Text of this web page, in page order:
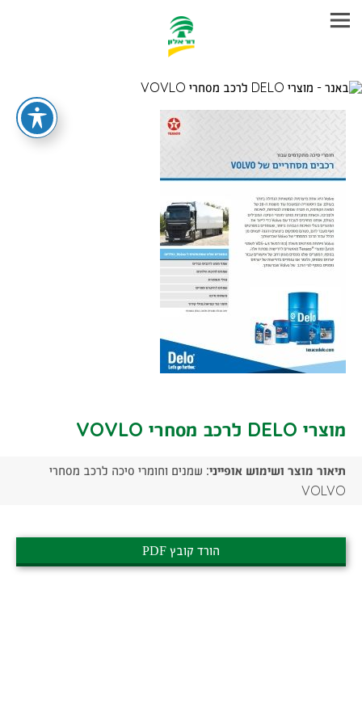
מעבר
לתוכן
מוצרי DELO לרכב מסחרי VOVLO
תיאור מוצר ושימוש אופייני: שמנים וחומרי סיכה לרכב מסחרי
VOLVO
הורד קובץ PDF